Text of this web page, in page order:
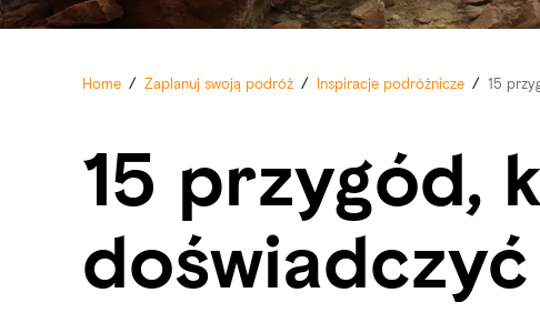
Home / Zaplanuj swoją podróż / Inspiracje podróżnicze / 15
15 przygód,